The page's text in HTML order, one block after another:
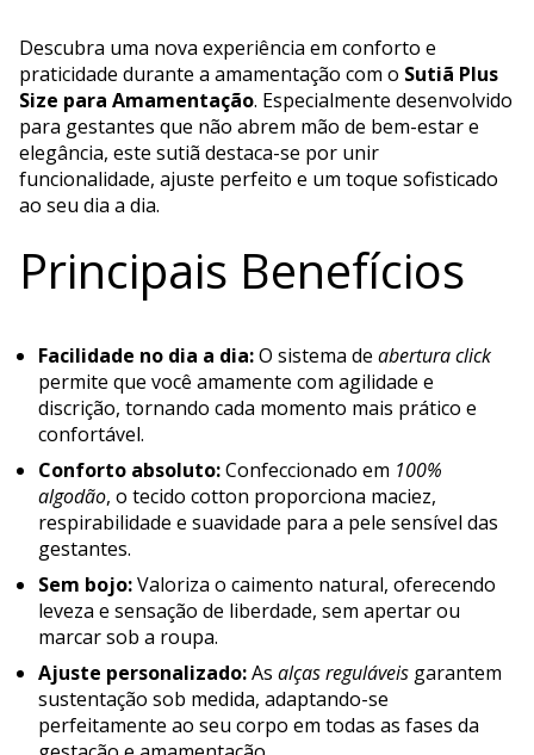
Descubra uma nova experiência em conforto e
praticidade durante a amamentação com o Sutiã Plus
Size para Amamentação. Especialmente desenvolvido
para gestantes que não abrem mão de bem-estar e
elegância, este sutiã destaca-se por unir
funcionalidade, ajuste perfeito e um toque sofisticado
ao seu dia a dia.
Principais Benefícios
Facilidade no dia a dia:O sistema de abertura click
permite que você amamente com agilidade e
discrição, tornando cada momento mais prático e
confortável.
Conforto absoluto:Confeccionado em 100%
algodão, o tecido cotton proporciona maciez,
respirabilidade e suavidade para a pele sensível das
gestantes.
Sem bojo:Valoriza o caimento natural, oferecendo
leveza e sensação de liberdade, sem apertar ou
marcar sob a roupa.
Ajuste personalizado:As alças reguláveis garantem
sustentação sob medida, adaptando-se
perfeitamente ao seu corpo em todas as fases da